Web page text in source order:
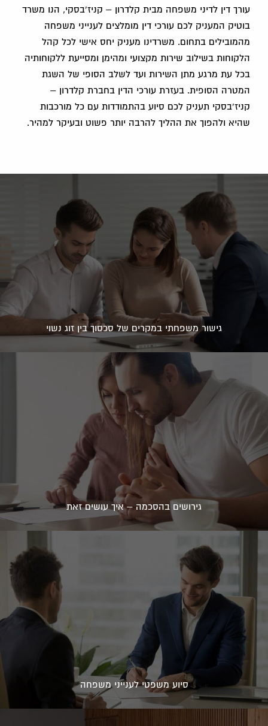
עורך דין לדיני משפחה מבית קלדרון – קניז'בסקי, הנו משרד
בוטיק המעניק לכם עורכי דין מומלצים לענייני משפחה
מהמובילים בתחום. משרדינו מעניק יחס אישי לכל קהל
הלקוחות בשילוב שירות מקצועי ומהימן ומסייעת ללקוחותיה
בכל עת מרגע מתן השירות ועד לשלב הסופי של השגת
המטרה הסופית. בעזרת עורכי הדין בחברת קלדרון –
קניז'בסקי תעניק לכם סיוע בהתמודדות עם כל מורכבות
שהיא ולהפוך את ההליך להרבה יותר פשוט ובעיקר למהיר.
גישור משפחתי במקרים של סכסוך בין זוג נשוי
גירושים בהסכמה – איך עושים זאת
סיוע משפטי לענייני משפחה